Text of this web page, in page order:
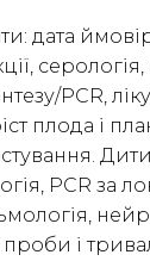
дата
PCR,
плода і
PCR за
проби і